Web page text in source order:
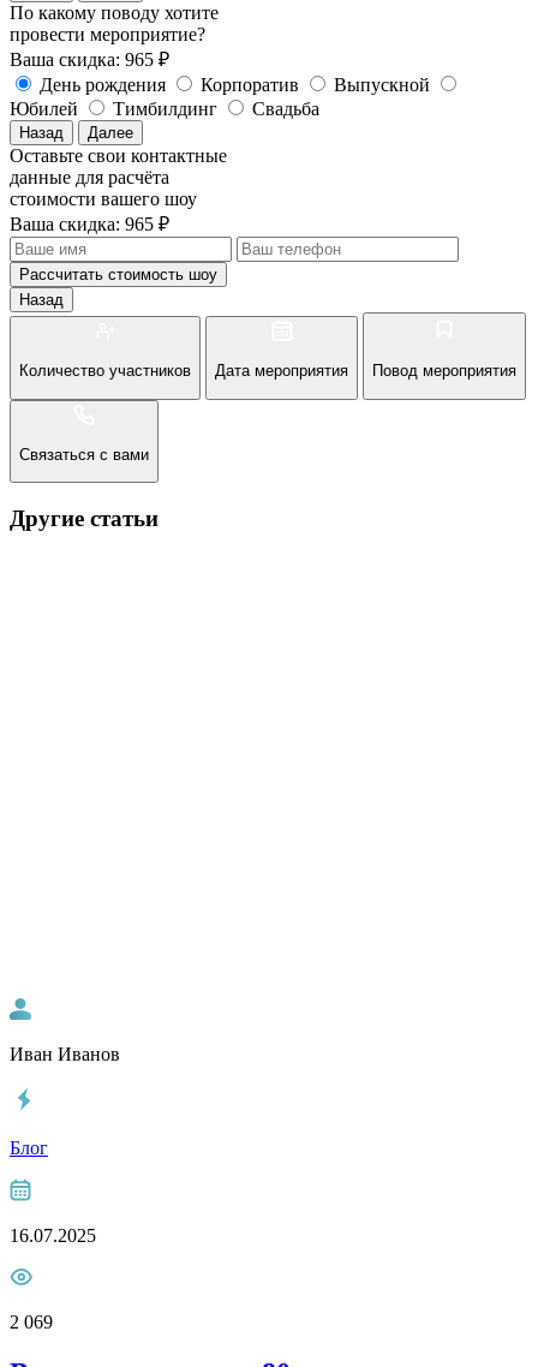
По какому поводу хотите
провести мероприятие?
Ваша скидка: 965 ₽
День рождения
Корпоратив
Выпускной
Юбилей
Тимбилдинг Свадьба
Назад Далее
Оставьте свои контактные
данные для расчёта
стоимости вашего шоу
Ваша скидка: 965 ₽
Рассчитать стоимость шоу
Назад
Количество участников Дата мероприятия Повод мероприятия
Связаться с вами
Другие статьи
Иван Иванов
Блог
16.07.2025
2 069